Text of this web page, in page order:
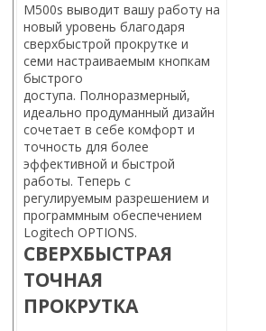
M500s выводит вашу работу на
новый уровень благодаря
сверхбыстрой прокрутке и
семи настраиваемым кнопкам
быстрого
доступа. Полноразмерный,
идеально продуманный дизайн
сочетает в себе комфорт и
точность для более
эффективной и быстрой
работы. Теперь с
регулируемым разрешением и
программным обеспечением
Logitech OPTIONS.
СВЕРХБЫСТРАЯ
ТОЧНАЯ
ПРОКРУТКА